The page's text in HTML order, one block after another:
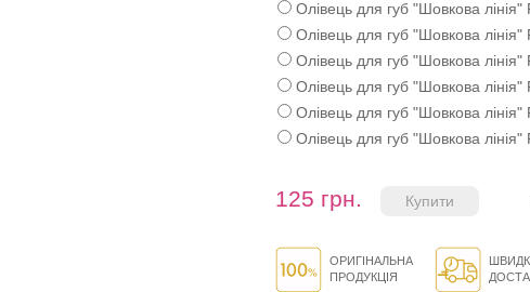
Олівець для губ "Шовкова лінія"
Олівець для губ "Шовкова лінія"
Олівець для губ "Шовкова лінія"
Олівець для губ "Шовкова лінія"
Олівець для губ "Шовкова лінія"
Олівець для губ "Шовкова лінія"
125 грн.
ОРИГІНАЛЬНА
ПРОДУКЦІЯ